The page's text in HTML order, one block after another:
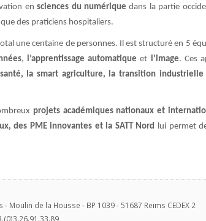
ensciences du numérique dans la partie
des praticiens hospitaliers.
une centaine de personnes. Il est structuré en 5
, l’apprentissage automatiqueet l’image. Ces
la smart agriculture, la transition
projets académiques nationaux et
des PME innovantes et la SATT Nord lui permet
- Moulin de la Housse - BP 1039 - 51687 Reims CEDEX 2